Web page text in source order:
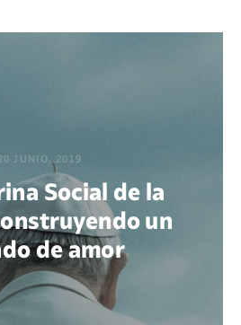
JUNIO, 2019
Social de la
un
de amor
MARÍA PAOLA BERTEL